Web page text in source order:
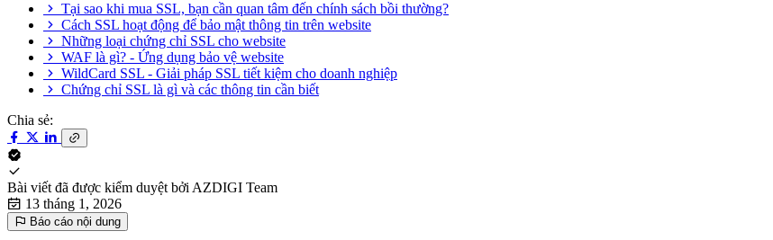
Tại sao khi mua SSL, bạn cần quan tâm đến chính sách bồi thường?
Cách SSL hoạt động để bảo mật thông tin trên website
Những loại chứng chỉ SSL cho website
WAF là gì? - Ứng dụng bảo vệ website
WildCard SSL - Giải pháp SSL tiết kiệm cho doanh nghiệp
Chứng chỉ SSL là gì và các thông tin cần biết
Chia sẻ:
Bài viết đã được kiểm duyệt bởiAZDIGI Team
13 tháng 1, 2026
Báo cáo nội dung